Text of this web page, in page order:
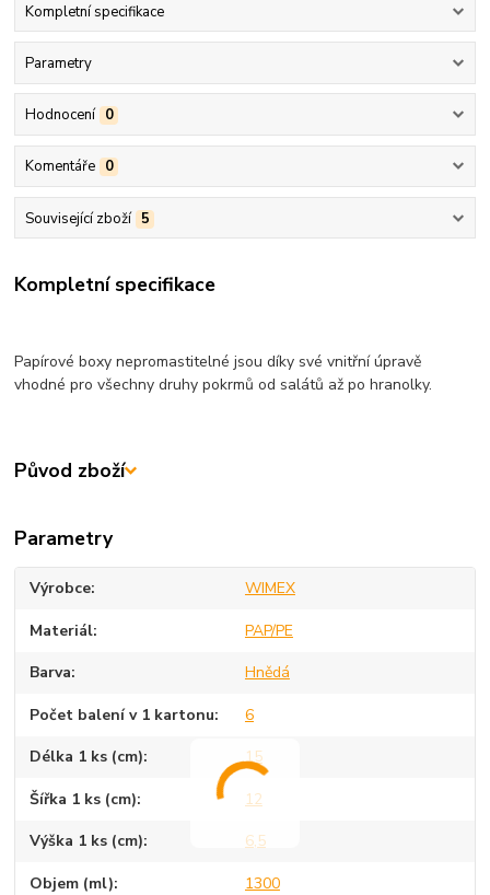
Kompletní specifikace
Parametry
Hodnocení 0
Komentáře 0
Související zboží 5
Kompletní specifikace
Papírové boxy nepromastitelné jsou díky své vnitřní úpravě
vhodné pro všechny druhy pokrmů od salátů až po hranolky.
Původ zboží
Parametry
Výrobce WIMEX
Materiál PAP/PE
Barva Hnědá
Počet balení v 1 kartonu 6
Délka 1 ks (cm) 15
Šířka 1 ks (cm) 12
Výška 1 ks (cm) 6,5
Objem (ml) 1300